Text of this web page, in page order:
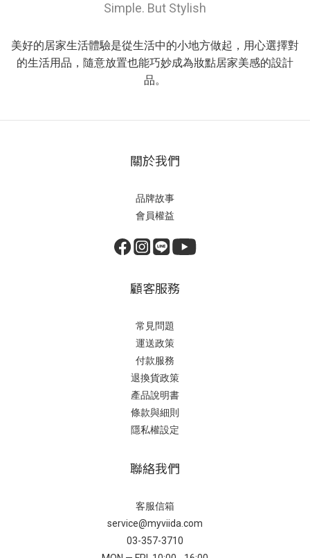
Simple. But Stylish
美好的居家生活體驗是從生活中的小地方做起，用心選擇對
的生活用品，隨意放置也能巧妙成為妝點居家美感的設計
品。
關於我們
品牌故事
會員權益
顧客服務
常見問題
運送政策
付款服務
退換貨政策
產品說明書
條款與細則
隱私權設定
聯絡我們
客服信箱
service@myviida.com
03-357-3710